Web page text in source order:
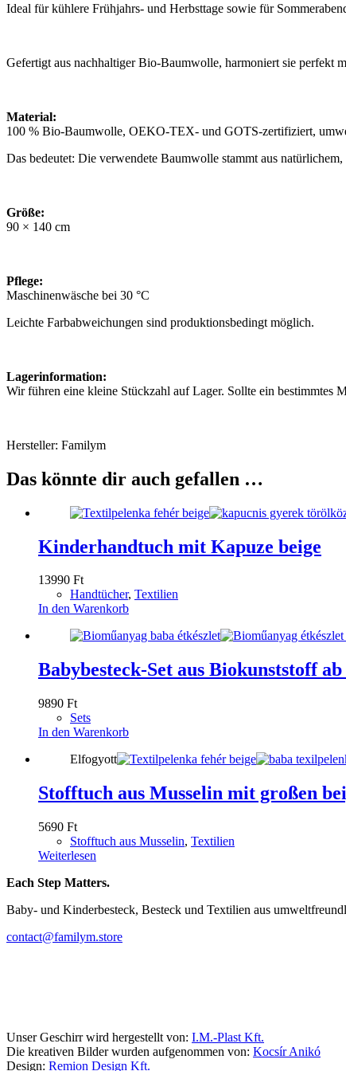
Ideal für kühlere Frühjahrs- und Herbsttage sowie für
Gefertigt aus nachhaltiger Bio-Baumwolle, harmoniert sie
Material:
100 % Bio-Baumwolle, OEKO-TEX- und GOTS-zertifiziert,
Das bedeutet: Die verwendete Baumwolle stammt aus
Größe:
90 × 140 cm
Pflege:
Maschinenwäsche bei 30 °C
Leichte Farbabweichungen sind produktionsbedingt möglich.
Lagerinformation:
Wir führen eine kleine Stückzahl auf Lager. Sollte ein bestimmtes
Hersteller: Familym
Das könnte dir auch gefallen …
Kinderhandtuch mit Kapuze beige
13990 Ft
Handtücher, Textilien
In den Warenkorb
Babybesteck-Set aus Biokunststoff
9890 Ft
Sets
In den Warenkorb
Elfogyott
Stofftuch aus Musselin mit großen
5690 Ft
Stofftuch aus Musselin, Textilien
Weiterlesen
Each Step Matters.
Baby- und Kinderbesteck, Besteck und Textilien aus
contact@familym.store
Unser Geschirr wird hergestellt von: I.M.-Plast Kft.
Die kreativen Bilder wurden aufgenommen von: Kocsír Anikó
Design: Remion Design Kft.